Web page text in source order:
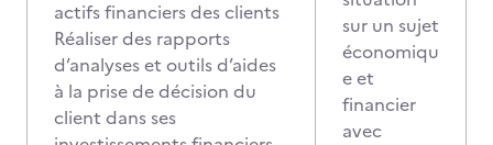
actifs financiers des clients
Réaliser des rapports
d’analyses et outils d’aides
à la prise de décision du
client dans ses
sur un sujet
économiqu
e et
financier
avec